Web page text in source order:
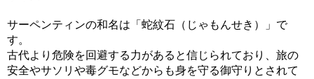
サーペンティンの和名は「蛇紋石（じゃもんせき）」で
す。
古代より危険を回避する力があると信じられており、旅の
安全やサソリや毒グモなどからも身を守る御守りとされて